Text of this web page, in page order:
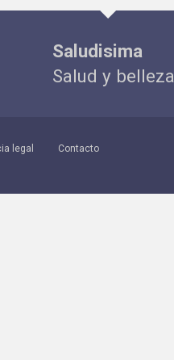
Saludisima
Salud y belleza
legal Contacto